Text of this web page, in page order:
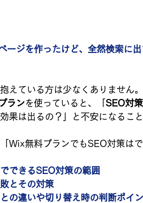
ージを作ったけど、全然検索に
えている方は少なくありません。
ランを使っていると、「 SEO対
果は出るの？」と不安になるこ
Wix無料プランでもSEO対策は
できるSEO対策の範囲
とその対策
の違いや切り替え時の判断ポイ